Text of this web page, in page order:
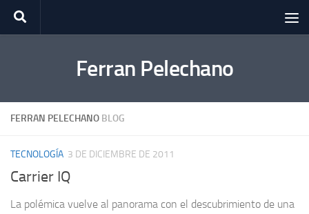
Saltar al contenido
Ferran Pelechano
FERRAN PELECHANO BLOG
TECNOLOGÍA 3 DE DICIEMBRE DE 2011
Carrier IQ
La polémica vuelve al panorama con el descubrimiento de una